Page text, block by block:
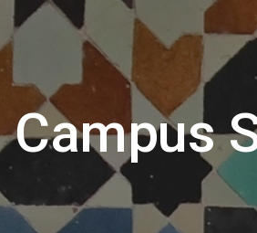
Skip to main content
Campus